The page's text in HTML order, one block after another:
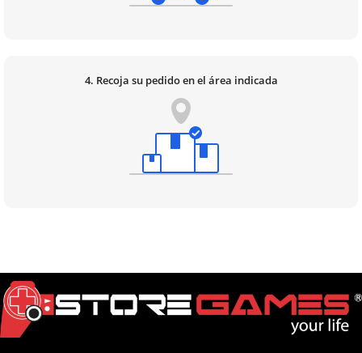
4. Recoja su pedido en el área indicada